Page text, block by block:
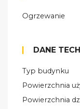
Ogrzewanie
DANE
Typ budynku
Powierzchnia
Powierzchnia